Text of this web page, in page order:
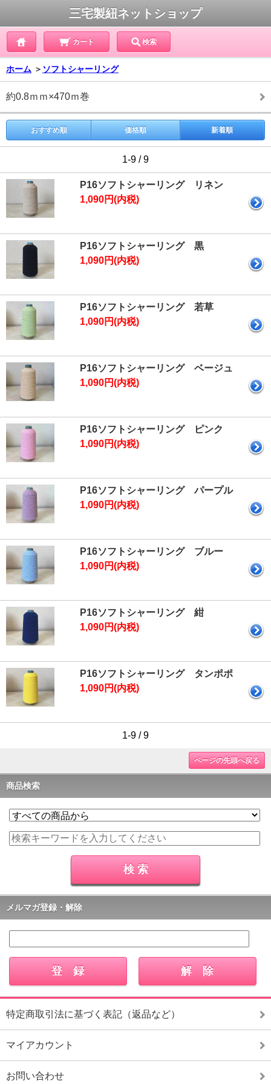
三宅製紐ネットショップ
カート 検索
ホーム ＞ ソフトシャーリング
約0.8ｍｍ×470ｍ巻
おすすめ順 価格順 新着順
1-9 / 9
P16ソフトシャーリング リネン
1,090円(内税)
P16ソフトシャーリング 黒
1,090円(内税)
P16ソフトシャーリング 若草
1,090円(内税)
P16ソフトシャーリング ベージュ
1,090円(内税)
P16ソフトシャーリング ピンク
1,090円(内税)
P16ソフトシャーリング パープル
1,090円(内税)
P16ソフトシャーリング ブルー
1,090円(内税)
P16ソフトシャーリング 紺
1,090円(内税)
P16ソフトシャーリング タンポポ
1,090円(内税)
1-9 / 9
ページの先頭へ戻る
商品検索
メルマガ登録・解除
特定商取引法に基づく表記（返品など）
マイアカウント
お問い合わせ